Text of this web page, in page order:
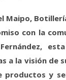
Maipo,
con la
a la visión de
y